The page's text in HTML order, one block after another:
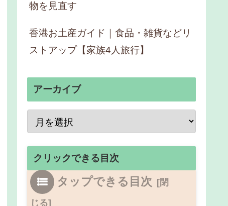
物を見直す
香港お土産ガイド｜食品・雑貨などリ
ストアップ【家族4人旅行】
アーカイブ
クリックできる目次
タップできる目次